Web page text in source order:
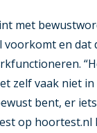
met
voorkomt en dat
zelf vaak niet
bent, er
op hoortest.nl